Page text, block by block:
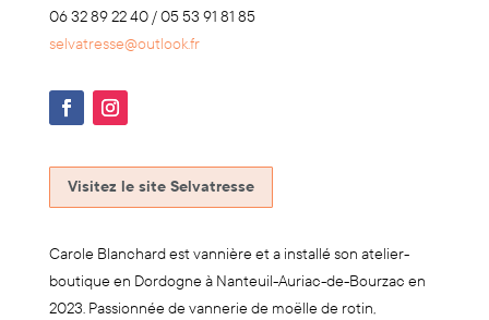
06 32 89 22 40 / 05 53 91 81 85
selvatresse@outlook.fr
Visitez le site Selvatresse
Carole Blanchard est vannière et a installé son atelier-
boutique en Dordogne à Nanteuil-Auriac-de-Bourzac en
2023. Passionnée de vannerie de moëlle de rotin,